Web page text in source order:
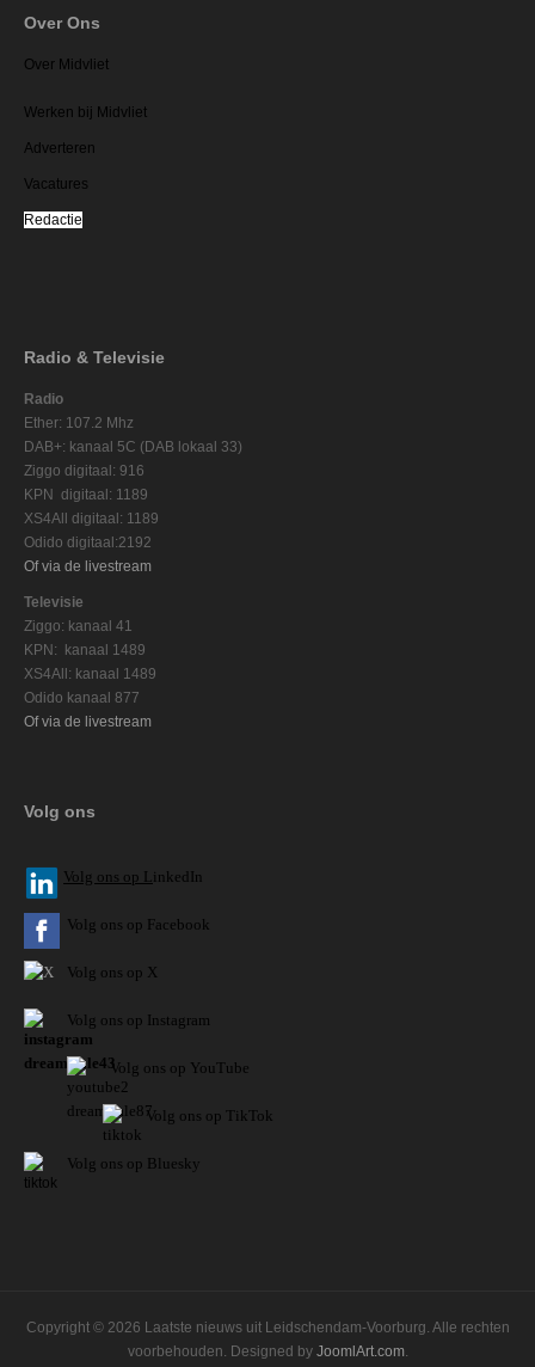
Over Ons
Over Midvliet
Werken bij Midvliet
Adverteren
Vacatures
Redactie
Radio & Televisie
Radio
Ether: 107.2 Mhz
DAB+: kanaal 5C (DAB lokaal 33)
Ziggo digitaal: 916
KPN digitaal: 1189
XS4All digitaal: 1189
Odido digitaal:2192
Of via de livestream
Televisie
Ziggo: kanaal 41
KPN: kanaal 1489
XS4All: kanaal 1489
Odido kanaal 877
Of via de livestream
Volg ons
Volg ons op L inkedIn
Volg ons op Facebook
Volg ons op X
Volg ons op Instagram
Volg ons op YouTube
Volg ons op TikTok
Volg ons op Bluesky
Copyright © 2026 Laatste nieuws uit Leidschendam-Voorburg. Alle rechten
voorbehouden. Designed by JoomlArt.com.